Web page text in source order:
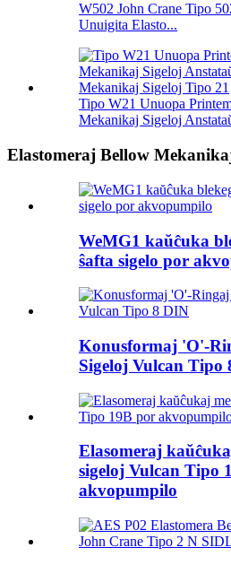
W502 John Crane Tipo
Unuigita Elasto...
Tipo W21 Unuopa
Mekanikaj Sigeloj
Elastomeraj Bellow
WeMG1 kaŭĉuka
ŝafta sigelo por
Konusformaj 'O'-
Sigeloj Vulcan Tipo
Elasomeraj
sigeloj Vulcan Tipo
akvopumpilo